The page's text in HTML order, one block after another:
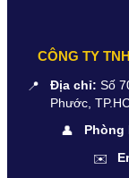
CÔNG TY
📍 Địa chỉ: Số
Phước,
👤 Phòng
✉️